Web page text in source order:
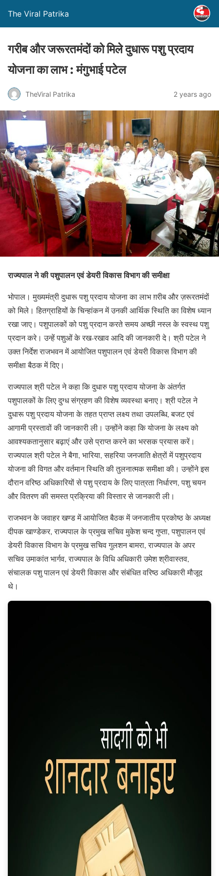
The Viral Patrika
गरीब और जरूरतमंदों को मिले दुधारू पशु प्रदाय
योजना का लाभ : मंगुभाई पटेल
TheViral Patrika 2 years ago
राज्यपाल ने की पशुपालन एवं डेयरी विकास विभाग की समीक्षा
भोपाल। मुख्यमंत्री दुधारू पशु प्रदाय योजना का लाभ ग़रीब और ज़रूरतमंदों
को मिले। हितग्राहियों के चिन्हांकन में उनकी आर्थिक स्थिति का विशेष ध्यान
रखा जाए। पशुपालकों को पशु प्रदान करते समय अच्छी नस्ल के स्वस्थ पशु
प्रदान करे। उन्हें पशुओं के रख-रखाव आदि की जानकारी दे। श्री पटेल ने
उक्त निर्देश राजभवन में आयोजित पशुपालन एवं डेयरी विकास विभाग की
समीक्षा बैठक में दिए।
राज्यपाल श्री पटेल ने कहा कि दुधारु पशु प्रदाय योजना के अंतर्गत
पशुपालकों के लिए दुग्ध संग्रहण की विशेष व्यवस्था बनाए। श्री पटेल ने
दुधारू पशु प्रदाय योजना के तहत प्राप्त लक्ष्य तथा उपलब्धि, बजट एवं
आगामी प्रस्तावों की जानकारी ली। उन्होंने कहा कि योजना के लक्ष्य को
आवश्यकतानुसार बढ़ाएं और उसे प्राप्त करने का भरसक प्रयास करें।
राज्यपाल श्री पटेल ने बैगा, भारिया, सहरिया जनजाति क्षेत्रों में पशुप्रदाय
योजना की विगत और वर्तमान स्थिति की तुलनात्मक समीक्षा की। उन्होंने इस
दौरान वरिष्ठ अधिकारियों से पशु प्रदाय के लिए पात्रता निर्धारण, पशु चयन
और वितरण की समस्त प्रक्रिया की विस्तार से जानकारी ली।
राजभवन के जवाहर खण्ड में आयोजित बैठक में जनजातीय प्रकोष्ठ के अध्यक्ष
दीपक खाण्डेकर, राज्यपाल के प्रमुख सचिव मुकेश चन्द गुप्ता, पशुपालन एवं
डेयरी विकास विभाग के प्रमुख सचिव गुलशन बामरा, राज्यपाल के अपर
सचिव उमाकांत भार्गव, राज्यपाल के विधि अधिकारी उमेश श्रीवास्तव,
संचालक पशु पालन एवं डेयरी विकास और संबंधित वरिष्ठ अधिकारी मौजूद
थे।